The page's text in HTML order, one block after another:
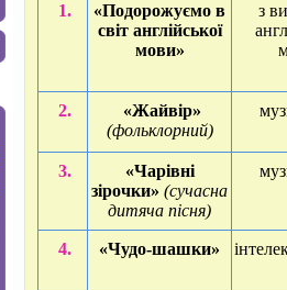
1.
«Подорожуємо в
світ англійської
мови»
з
2.
«Жайвір»
(фольклорний)
3.
«Чарівні
зірочки» (сучасна
дитяча пісня)
4. «Чудо-шашки»